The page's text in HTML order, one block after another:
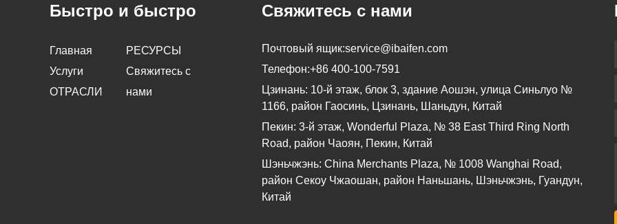
Быстро и быстро
Главная
Услуги
ОТРАСЛИ
РЕСУРСЫ
Свяжитесь с
нами
Свяжитесь с нами
Почтовый ящик:service@ibaifen.com
Телефон:+86 400-100-7591
Цзинань: 10-й этаж, блок 3, здание Аошэн, улица Синьлуо №
1166, район Гаосинь, Цзинань, Шаньдун, Китай
Пекин: 3-й этаж, Wonderful Plaza, № 38 East Third Ring North
Road, район Чаоян, Пекин, Китай
Шэньчжэнь: China Merchants Plaza, № 1008 Wanghai Road,
район Секоу Чжаошан, район Наньшань, Шэньчжэнь, Гуандун,
Китай